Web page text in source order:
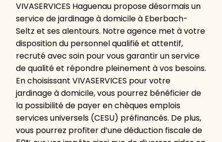
VIVASERVICES Haguenau propose désormais un
service de jardinage à domicile à Eberbach-
Seltz et ses alentours. Notre agence met à votre
disposition du personnel qualifié et attentif,
recruté avec soin pour vous garantir un service
de qualité et répondre pleinement à vos besoins.
En choisissant VIVASERVICES pour votre
jardinage à domicile, vous pourrez bénéficier de
la possibilité de payer en chèques emplois
services universels (CESU) préfinancés. De plus,
vous pourrez profiter d’une déduction fiscale de